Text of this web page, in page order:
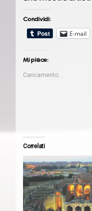
Condividi:
E-mail
Mi piace:
Caricamento...
Correlati